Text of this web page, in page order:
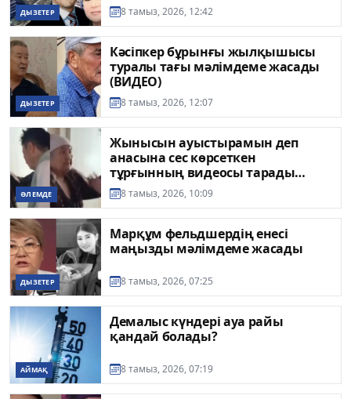
ДЫЗЕТЕР 8 тамыз, 2026, 12:42
ДЫЗЕТЕР
Кәсіпкер бұрынғы жылқышысы
туралы тағы мәлімдеме жасады
(ВИДЕО)
8 тамыз, 2026, 12:07
ӘЛЕМДЕ
Жынысын ауыстырамын деп
анасына сес көрсеткен
тұрғынның видеосы тарады
(ВИДЕО)
8 тамыз, 2026, 10:09
ДЫЗЕТЕР
Марқұм фельдшердің енесі
маңызды мәлімдеме жасады
8 тамыз, 2026, 07:25
АЙМАҚ
Демалыс күндері ауа райы
қандай болады?
8 тамыз, 2026, 07:19